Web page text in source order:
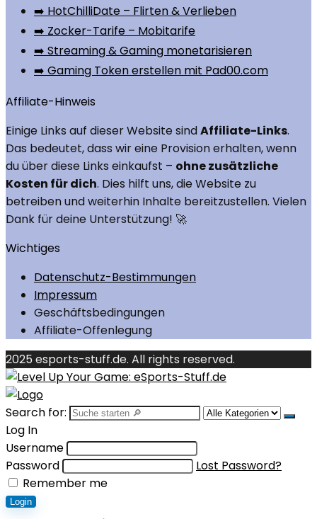
➡️ HotChilliDate – Flirten & Verlieben
➡️ Zocker-Tarife – Mobitarife
➡️ Streaming & Gaming monetarisieren
➡️ Gaming Token erstellen mit Pad00.com
Affiliate-Hinweis
Einige Links auf dieser Website sindAffiliate-Links.
Das bedeutet, dass wir eine Provision erhalten, wenn
du über diese Links einkaufst – ohne zusätzliche
Kosten für dich. Dies hilft uns, die Website zu
betreiben und weiterhin Inhalte bereitzustellen. Vielen
Dank für deine Unterstützung! 🚀
Wichtiges
Datenschutz-Bestimmungen
Impressum
Geschäftsbedingungen
Affiliate-Offenlegung
2025 esports-stuff.de. All rights reserved.
Search for:
Log In
Username
Password
Lost Password?
Remember me
Login